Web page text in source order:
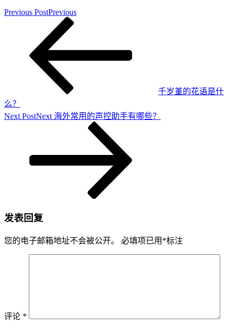
Previous PostPrevious
千岁堇的花语是什
么？
Next PostNext 海外常用的声控助手有哪些？
发表回复
您的电子邮箱地址不会被公开。 必填项已用 *标注
评论 *